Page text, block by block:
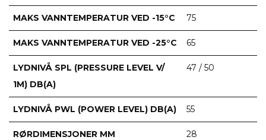
MAKS VANNTEMPERATUR VED -15°C 75
MAKS VANNTEMPERATUR VED -25°C 65
LYDNIVÅ SPL (PRESSURE LEVEL V/
1M) DB(A)
47 / 50
LYDNIVÅ PWL (POWER LEVEL) DB(A) 55
RØRDIMENSJONER MM 28